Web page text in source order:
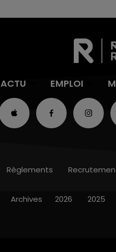
ACTU EMPLOI
Règlements
Archives 2026 2025